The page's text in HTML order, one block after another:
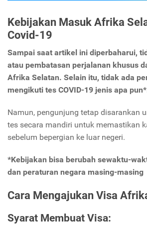
Kebijakan Masuk Afrika
Covid-19
Sampai saat artikel ini diperbaharui,
atau pembatasan perjalanan khusus
Afrika Selatan. Selain itu, tidak ada
mengikuti tes COVID-19 jenis apa
Namun, pengunjung tetap disarankan
tes secara mandiri untuk memastikan
sebelum bepergian ke luar negeri.
*Kebijakan bisa berubah sewaktu-
dan peraturan negara masing-masing
Cara Mengajukan Visa
Syarat Membuat Visa: